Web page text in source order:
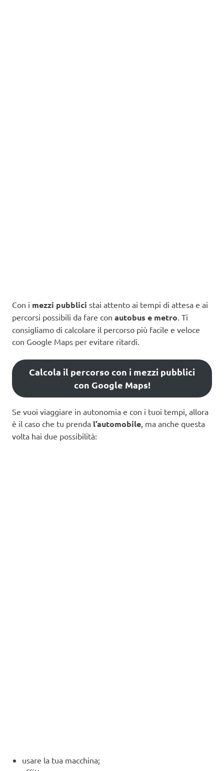
Con i mezzi pubblici stai attento ai tempi di attesa e ai
percorsi possibili da fare con autobus e metro. Ti
consigliamo di calcolare il percorso più facile e veloce
con Google Maps per evitare ritardi.
Calcola il percorso con i mezzi pubblici
con Google Maps!
Se vuoi viaggiare in autonomia e con i tuoi tempi, allora
è il caso che tu prenda l’automobile , ma anche questa
volta hai due possibilità:
usare la tua macchina;